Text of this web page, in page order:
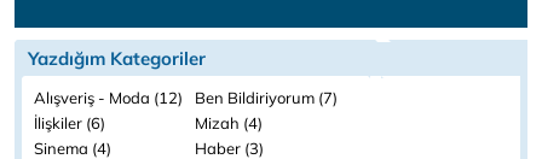
Yazdığım Kategoriler
Alışveriş - Moda (12)
Ben Bildiriyorum (7)
İlişkiler (6)
Mizah (4)
Sinema (4)
Haber (3)